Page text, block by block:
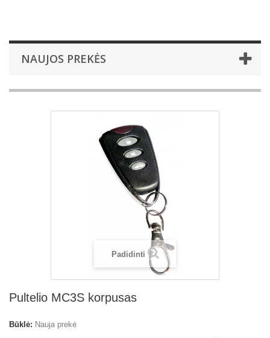
NAUJOS PREKĖS
Padidinti
Pultelio MC3S korpusas
Būklė: Nauja prekė